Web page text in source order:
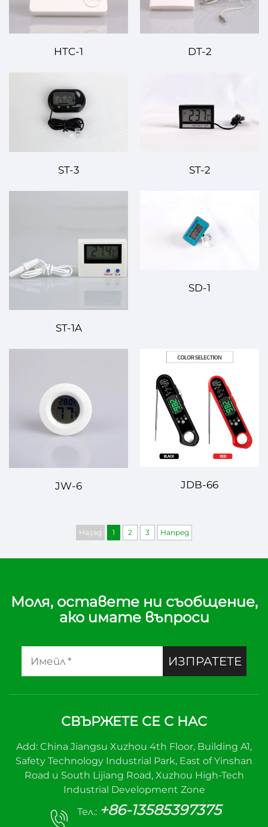
HTC-1 DT-2
ST-3 ST-2
ST-1A
SD-1
JW-6 JDB-66
Назад 1 2 3 Напред
Моля, оставете ни съобщение,
ако имате въпроси
ИЗПРАТЕТЕ
СВЪРЖЕТЕ СЕ С НАС
Add: China Jiangsu Xuzhou 4th Floor, Building A1,
Safety Technology Industrial Park, East of Yinshan
Road и South Lijiang Road, Xuzhou High-Tech
Industrial Development Zone
Тел.: +86-13585397375